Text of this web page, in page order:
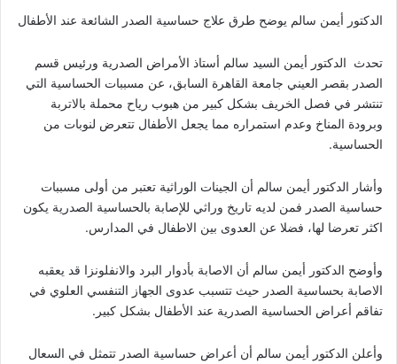
الدكتور أيمن سالم يوضح طرق علاج حساسية الصدر الشائعة عند الأطفال
تحدث الدكتور أيمن السيد سالم أستاذ الأمراض الصدرية ورئيس قسم
الصدر بقصر العيني جامعة القاهرة السابق، عن مسببات الحساسية التي
تنتشر في فصل الخريف بشكل كبير من هبوب رياح محملة بالاتربة
وبرودة المناخ وعدم استمراره مما يجعل الأطفال تتعرض لنوبات من
الحساسية.
وأشار الدكتور أيمن سالم أن الجينات الوراثية تعتبر من أولى مسببات
حساسية الصدر فمن لديه تاريخ وراثي للإصابة بالحساسية الصدرية يكون
اكثر تعرضا لها، فضلا عن العدوى بين الاطفال في المدارس.
وأوضح الدكتور أيمن سالم أن الاصابة بأدوار البرد والانفلونزا قد يعقبه
الاصابة بحساسية الصدر حيث تتسبب عدوى الجهاز التنفسي العلوي في
تفاقم أعراض الحساسية الصدرية عند الأطفال بشكل كبير.
وأعلن الدكتور أيمن سالم أن أعراض حساسية الصدر تتمثل في السعال